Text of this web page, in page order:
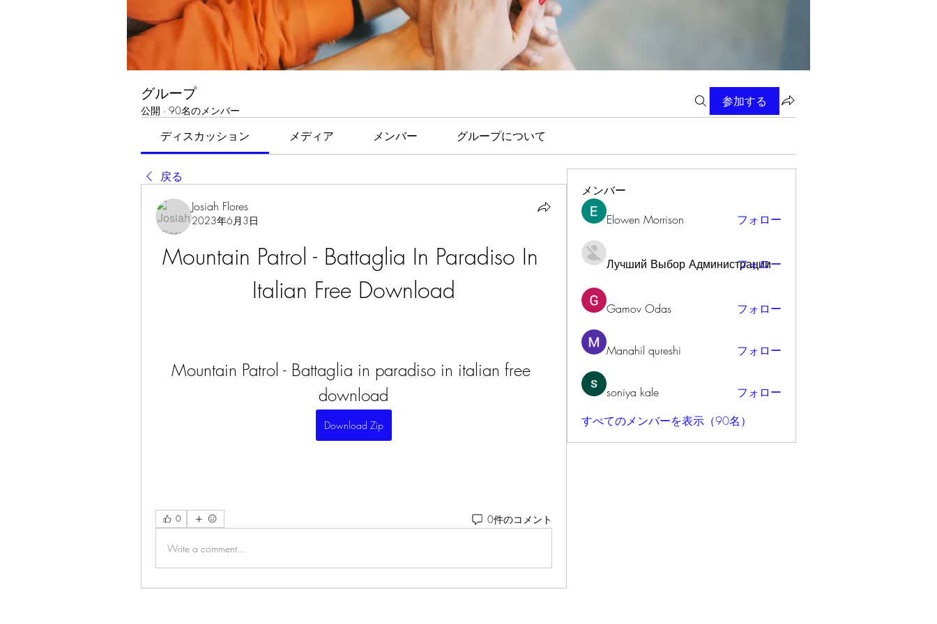
グループ
公開 · 90名のメンバー
参加する
ディスカッション メディア メンバー グループについて
戻る
Josiah Flores
2023年6月3日
Mountain Patrol - Battaglia In Paradiso In
Italian Free Download
Mountain Patrol - Battaglia in paradiso in italian free
download
Download Zip
0 0件のコメント
Write a comment...
メンバー
Elowen Morrison フォロー
Лучший Выбор Администрации
フォロー
Gamov Odas フォロー
Manahil qureshi フォロー
soniya kale
フォロー
すべてのメンバーを表示（90名）